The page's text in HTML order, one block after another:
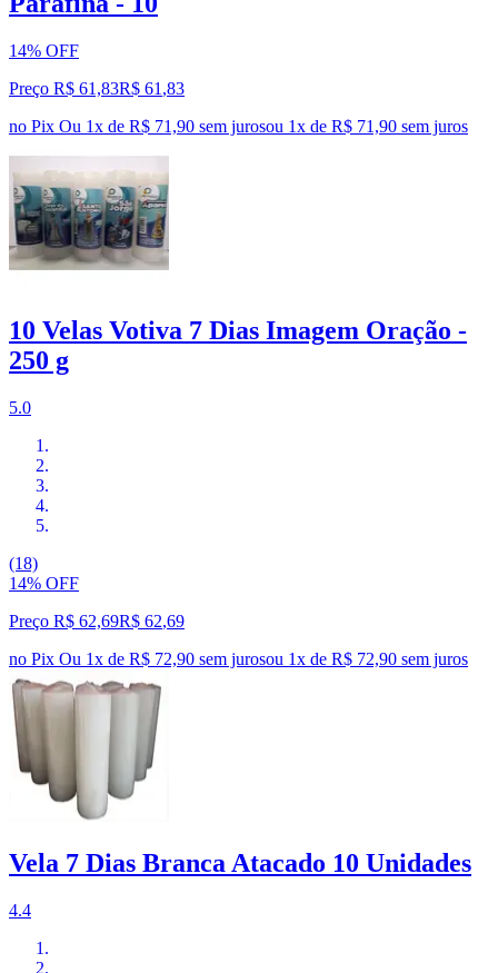
14% OFF
Preço R$ 61,83R$ 61 ,83
no Pix Ou 1x de R$ 71,90 sem jurosou 1x de R$ 71,90 sem juros
10 Velas Votiva 7 Dias Imagem Oração -
250 g
5.0
(18)
14% OFF
Preço R$ 62,69R$ 62,69
no Pix Ou 1x de R$ 72,90 sem jurosou 1x de R$ 72,90 sem juros
Vela 7 Dias Branca Atacado 10 Unidades
4.4